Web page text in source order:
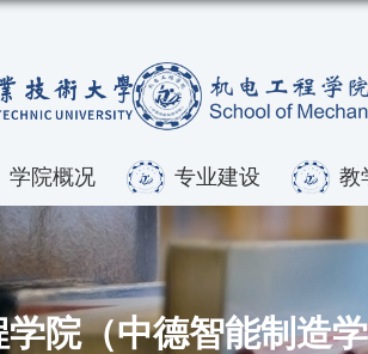
学院概况 专业建设 教
院（中德智能制造